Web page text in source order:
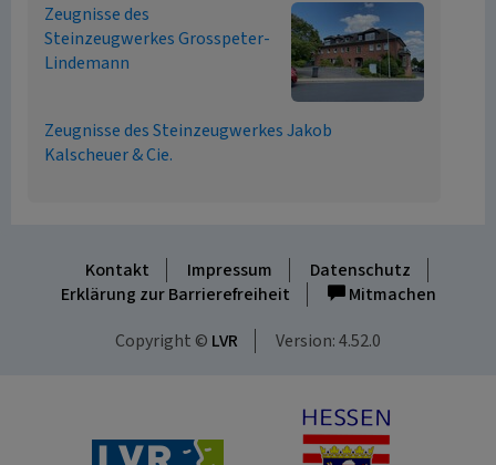
Zeugnisse des
Steinzeugwerkes Grosspeter-
Lindemann
Zeugnisse des Steinzeugwerkes Jakob
Kalscheuer & Cie.
Kontakt Impressum
Datenschutz
Erklärung zur Barrierefreiheit
Mitmachen
Copyright © LVR Version: 4.52.0